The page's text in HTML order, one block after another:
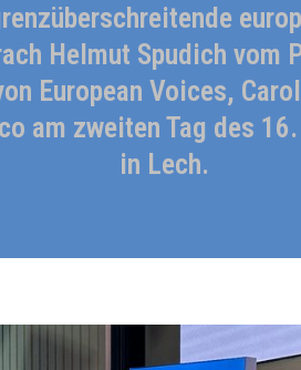
Helmut Spudich vom
European Voices,
am zweiten Tag des
in Lech.